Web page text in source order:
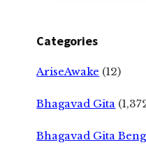
Categories
AriseAwake (12)
Bhagavad Gita
Bhagavad Gita